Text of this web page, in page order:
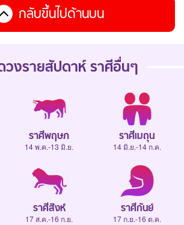
กลับขึ้นไปด้านบน
วงรายสัปดาห์ ราศีอื่นๆ
ราศีพฤษภ
14 พ.ค.-13 มิ.ย.
ราศีเมถุน
14 มิ.ย.-14 ก.ค.
ราศีสิงห์
17 ส.ค.-16 ก.ย.
ราศีกันย์
17 ก.ย.-16 ต.ค.